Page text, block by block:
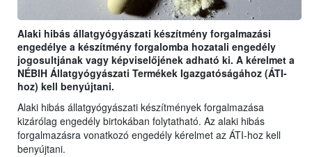
Alaki hibás állatgyógyászati készítmény forgalmazási
engedélye a készítmény forgalomba hozatali engedély
jogosultjának vagy képviselőjének adható ki. A kérelmet a
NÉBIH Állatgyógyászati Termékek Igazgatóságához (ÁTI-
hoz) kell benyújtani.
Alaki hibás állatgyógyászati készítmények forgalmazása
kizárólag engedély birtokában folytatható. Az alaki hibás
forgalmazásra vonatkozó engedély kérelmet az ÁTI-hoz kell
benyújtani.